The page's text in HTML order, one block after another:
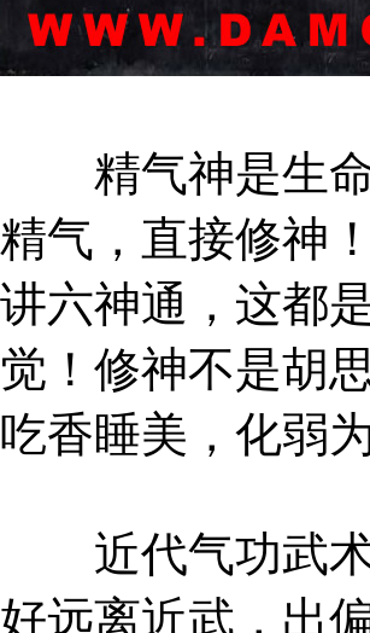
精气神是生命
精气，直接修神
讲六神通，这都
觉！修神不是胡
吃香睡美，化弱
近代气功武术
好远离近武，出